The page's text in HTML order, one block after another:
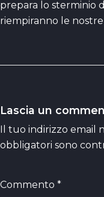
prepara lo sterminio
riempiranno le nostre
Lascia un
Il tuo indirizzo email
obbligatori sono
Commento *